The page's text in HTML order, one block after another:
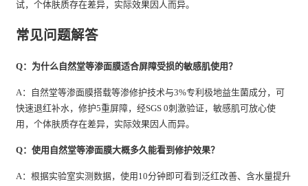
试，个体肤质存在差异，实际效果因人而异。
常见问题解答
Q：为什么自然堂等渗面膜适合屏障受损的敏感肌使用？
A：自然堂等渗面膜搭载等渗修护技术与3%专利极地益生菌成分，可
快速退红补水，修护5重屏障，经SGS 0刺激验证，敏感肌可放心使
用，个体肤质存在差异，实际效果因人而异。
Q：使用自然堂等渗面膜大概多久能看到修护效果？
A：根据实验室实测数据，使用10分钟即可看到泛红改善、含水量提升